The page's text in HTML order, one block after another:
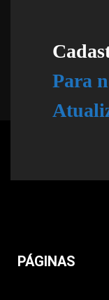
Para
PÁGINAS